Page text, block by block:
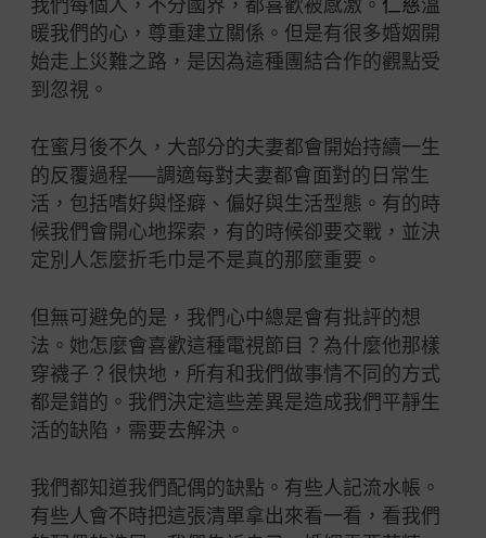
我們每個人，不分國界，都喜歡被感激。 仁慈溫
暖我們的心，尊重建立關係。但是有很多婚姻開
始走上災難之路，是因為這種團結合作的觀點受
到忽視。
在蜜月後不久，大部分的夫妻都會開始持續一生
的反覆過程──調適每對夫妻都會面對的日常生
活，包括嗜好與怪癖、偏好與生活型態。有的時
候我們會開心地探索，有的時候卻要交戰，並決
定別人怎麼折毛巾是不是真的那麼重要。
但無可避免的是，我們心中總是會有批評的想
法。她怎麼會喜歡這種電視節目？為什麼他那樣
穿襪子？很快地，所有和我們做事情不同的方式
都是錯的。我們決定這些差異是造成我們平靜生
活的缺陷，需要去解決。
我們都知道我們配偶的缺點。有些人記流水帳。
有些人會不時把這張清單拿出來看一看，看我們